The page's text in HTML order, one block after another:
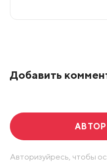
Добавить
Авторизуйресь, чтобы